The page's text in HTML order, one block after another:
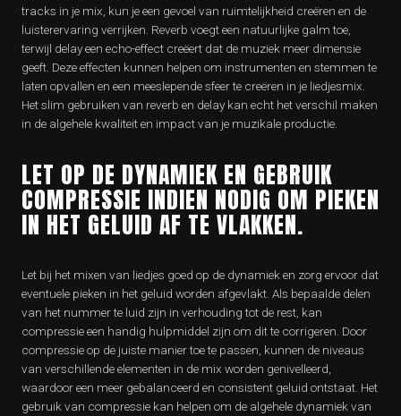
tracks in je mix, kun je een gevoel van ruimtelijkheid creëren en de
luisterervaring verrijken. Reverb voegt een natuurlijke galm toe,
terwijl delay een echo-effect creëert dat de muziek meer dimensie
geeft. Deze effecten kunnen helpen om instrumenten en stemmen te
laten opvallen en een meeslepende sfeer te creëren in je liedjesmix.
Het slim gebruiken van reverb en delay kan echt het verschil maken
in de algehele kwaliteit en impact van je muzikale productie.
LET OP DE DYNAMIEK EN GEBRUIK
COMPRESSIE INDIEN NODIG OM PIEKEN
IN HET GELUID AF TE VLAKKEN.
Let bij het mixen van liedjes goed op de dynamiek en zorg ervoor dat
eventuele pieken in het geluid worden afgevlakt. Als bepaalde delen
van het nummer te luid zijn in verhouding tot de rest, kan
compressie een handig hulpmiddel zijn om dit te corrigeren. Door
compressie op de juiste manier toe te passen, kunnen de niveaus
van verschillende elementen in de mix worden genivelleerd,
waardoor een meer gebalanceerd en consistent geluid ontstaat. Het
gebruik van compressie kan helpen om de algehele dynamiek van